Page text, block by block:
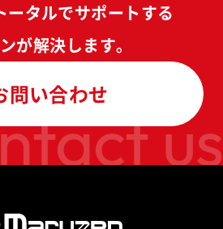
us
ータルでサポートする
が解決します。
問い合わせ